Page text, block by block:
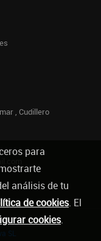
, Cudillero
SL
para
análisis de tu
de cookies. El
cookies.